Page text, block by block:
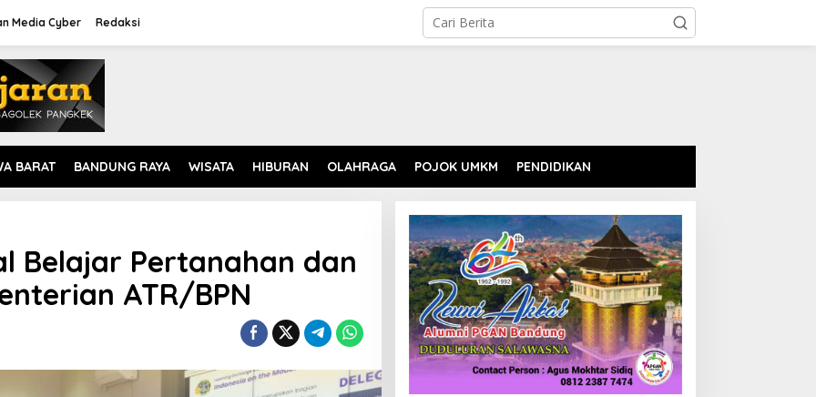
Media Cyber Redaksi
BARAT BANDUNG RAYA WISATA HIBURAN OLAHRAGA POJOK UMKM PENDIDIKAN
Belajar Pertanahan dan
ATR/BPN